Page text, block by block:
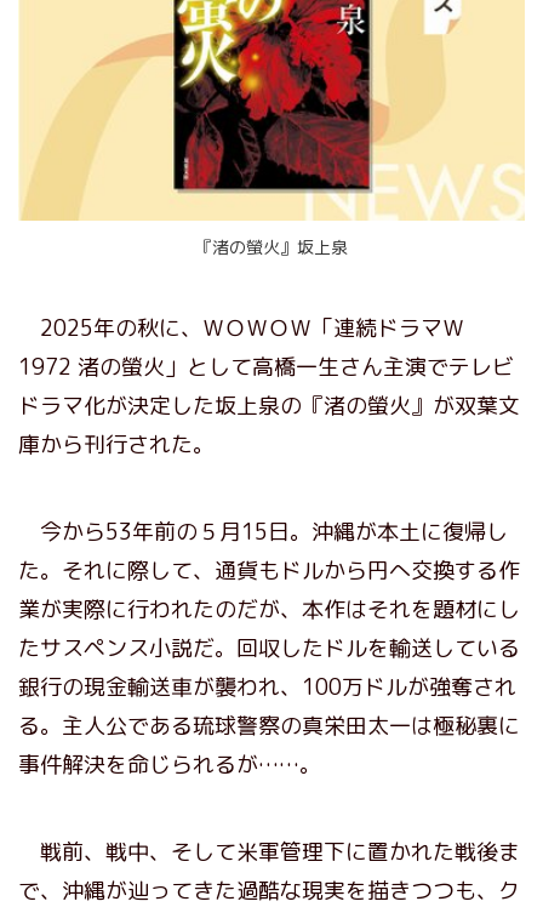
『渚の螢火』坂上泉
2025年の秋に、ＷＯＷＯＷ「連続ドラマＷ
1972 渚の螢火」として高橋一生さん主演でテレビ
ドラマ化が決定した坂上泉の『渚の螢火』が双葉文
庫から刊行された。
今から53年前の５月15日。沖縄が本土に復帰し
た。それに際して、通貨もドルから円へ交換する作
業が実際に行われたのだが、本作はそれを題材にし
たサスペンス小説だ。回収したドルを輸送している
銀行の現金輸送車が襲われ、100万ドルが強奪され
る。主人公である琉球警察の真栄田太一は極秘裏に
事件解決を命じられるが……。
戦前、戦中、そして米軍管理下に置かれた戦後ま
で、沖縄が辿ってきた過酷な現実を描きつつも、ク